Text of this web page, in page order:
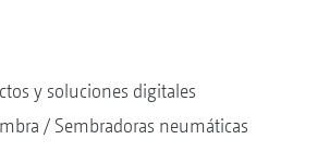
y soluciones digitales
Sembradoras neumáticas